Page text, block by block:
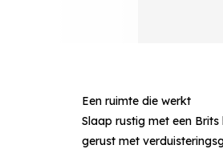
Een ruimte die werkt
Slaap rustig met een
gerust met